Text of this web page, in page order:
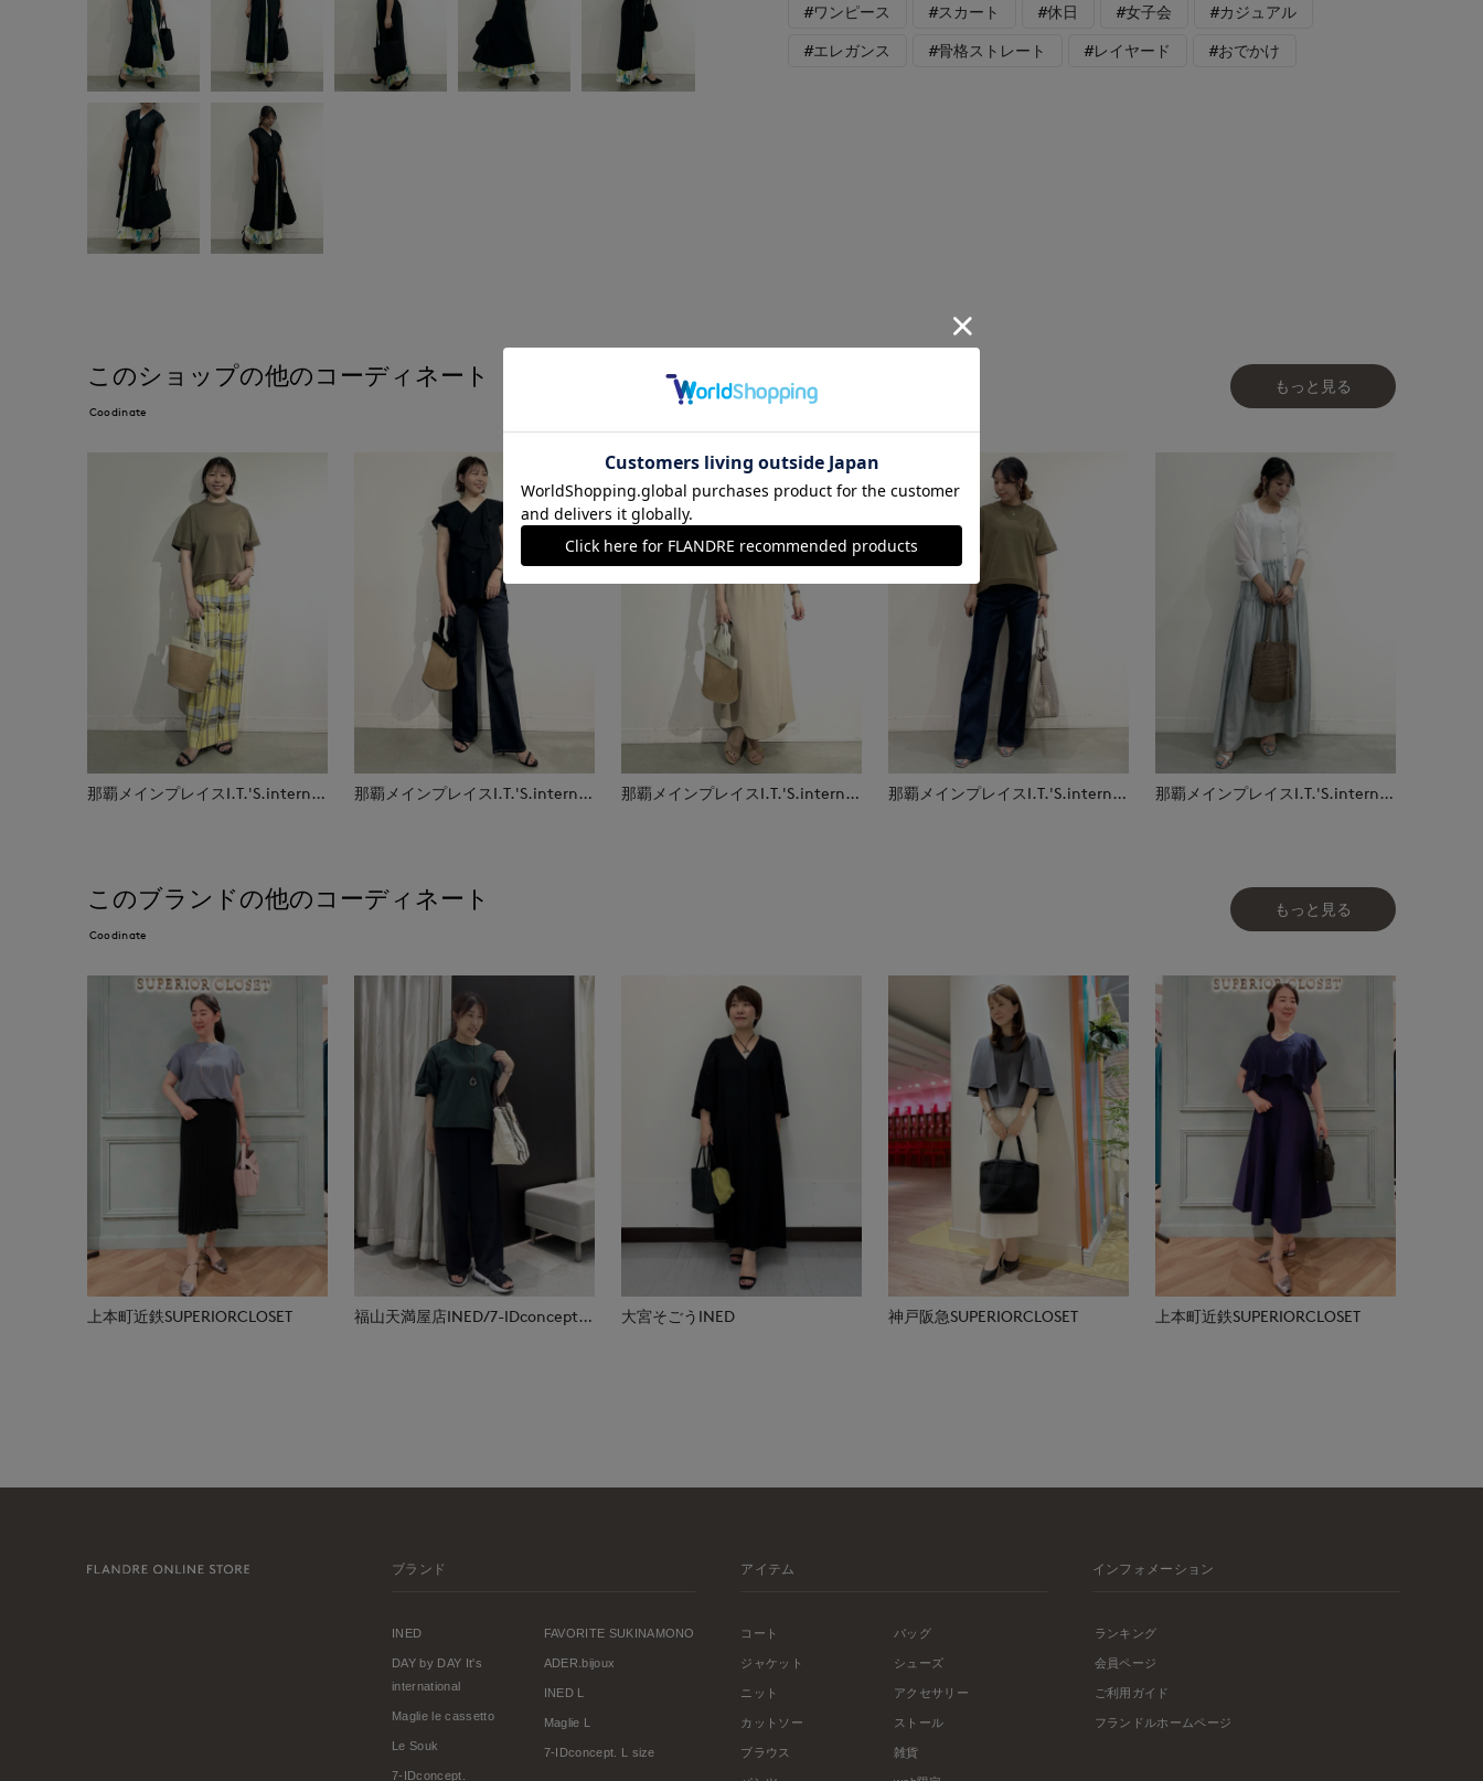
#ワンピース #スカート #休日 #女子会 #カジュアル
#エレガンス #骨格ストレート #レイヤード #おでかけ
このショップの他のコーディネート
Coodinate
もっと見る
那覇メインプレイスI.T.'S.international 那覇メインプレイスI.T.'S.international 那覇メインプレイスI.T.'S.international 那覇メインプレイスI.T.'S.international 那覇メインプレイスI.T.'S.international
このブランドの他のコーディネート
Coodinate
もっと見る
上本町近鉄SUPERIORCLOSET 福山天満屋店INED/7-IDconcept./Maglie 大宮そごうINED 神戸阪急SUPERIORCLOSET 上本町近鉄SUPERIORCLOSET
ブランド
INED
DAY by DAY It's
international
Maglie le cassetto
Le Souk
7-IDconcept.
FAVORITE SUKINAMONO
ADER.bijoux
INED L
Maglie L
7-IDconcept. L size
アイテム
コート
ジャケット
ニット
カットソー
ブラウス
バッグ
シューズ
アクセサリー
ストール
雑貨
インフォメーション
ランキング
会員ページ
ご利用ガイド
フランドルホームページ